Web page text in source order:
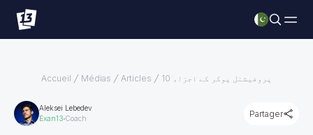
Accueil Médias Articles 10 پروفیشنل پوکر کے اجزاء
Aleksei Lebedev
Exan13 Coach Partager